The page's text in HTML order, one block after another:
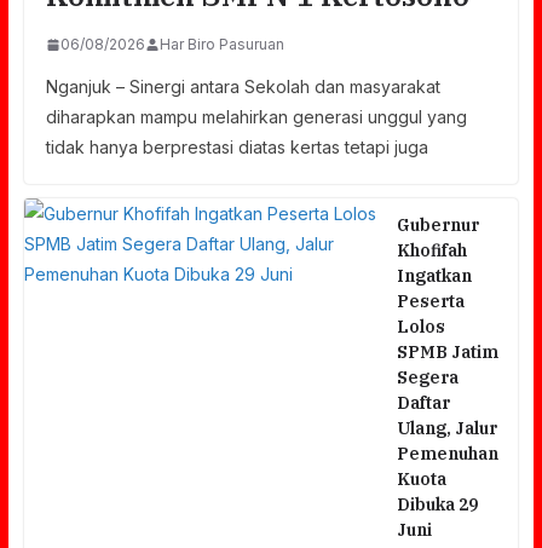
06/08/2026 Har Biro Pasuruan
Nganjuk – Sinergi antara Sekolah dan masyarakat
diharapkan mampu melahirkan generasi unggul yang
tidak hanya berprestasi diatas kertas tetapi juga
Gubernur
Khofifah
Ingatkan
Peserta
Lolos
SPMB Jatim
Segera
Daftar
Ulang, Jalur
Pemenuhan
Kuota
Dibuka 29
Juni